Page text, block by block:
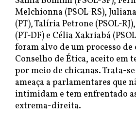
Melchionna (PSOL-RS),
(PT), Talíria Petrone (PSOL-
(PT-DF) e Célia Xakriabá
foram alvo de um processo de
Conselho de Ética, aceito em
por meio de chicanas. Trata-
ameaça a parlamentares que
intimidam e tem enfrentado
extrema-direita.